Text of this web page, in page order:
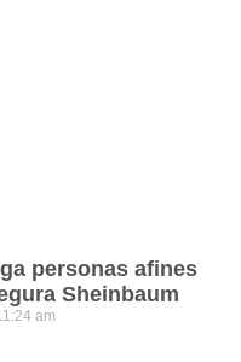
personas afines
Sheinbaum
am